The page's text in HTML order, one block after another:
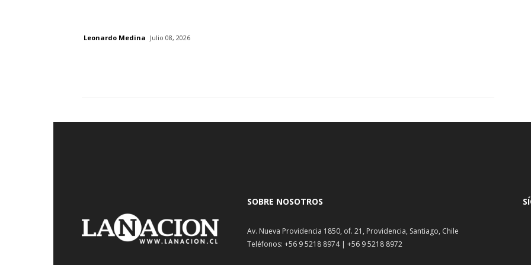
Leonardo Medina Julio 08, 2026
SOBRE NOSOTROS
Av. Nueva Providencia 1850, of. 21, Providencia, Santiago, Chile
Teléfonos: +56 9 5218 8974 | +56 9 5218 8972